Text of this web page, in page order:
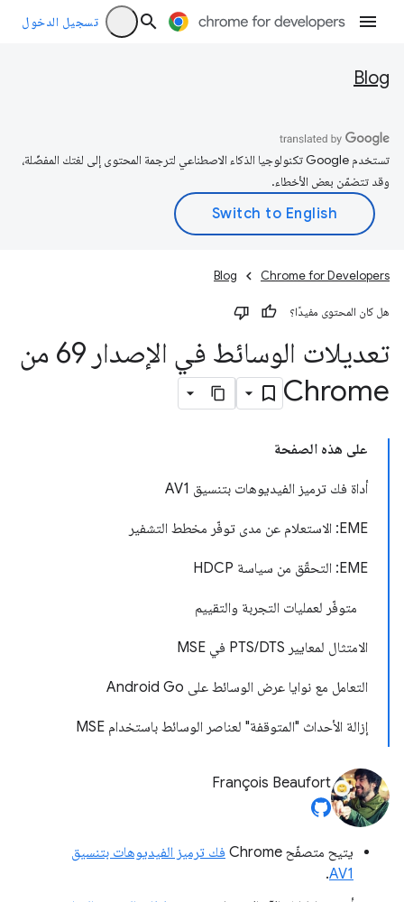
تسجيل الدخول
Blog
تستخدم Google تكنولوجيا الذكاء الاصطناعي لترجمة المحتوى إلى لغتك المفضّلة،
وقد تتضمّن بعض الأخطاء.
Chrome for Developers
Blog
هل كان المحتوى مفيدًا؟
تعديلات الوسائط في الإصدار 69 من
Chrome
على هذه الصفحة
أداة فك ترميز الفيديوهات بتنسيق AV1
EME: الاستعلام عن مدى توفّر مخطط التشفير
EME: التحقّق من سياسة HDCP
متوفّر لعمليات التجربة والتقييم
الامتثال لمعايير PTS/DTS في MSE
التعامل مع نوايا عرض الوسائط على Android Go
إزالة الأحداث "المتوقفة" لعناصر الوسائط باستخدام MSE
François Beaufort
يتيح متصفّح Chrome
فك ترميز الفيديوهات بتنسيق
AV1
.